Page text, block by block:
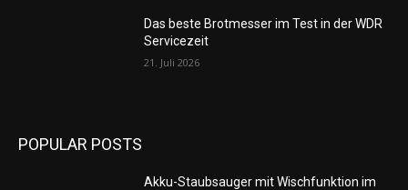
Das beste Brotmesser im Test in der WDR
Servicezeit
21. Juli 2026
POPULAR POSTS
Akku-Staubsauger mit Wischfunktion im